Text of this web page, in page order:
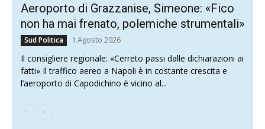
Aeroporto di Grazzanise, Simeone: «Fico
non ha mai frenato, polemiche strumentali»
Sud Politica 1 Agosto 2026
Il consigliere regionale: «Cerreto passi dalle dichiarazioni ai
fatti» Il traffico aereo a Napoli è in costante crescita e
l’aeroporto di Capodichino è vicino al...